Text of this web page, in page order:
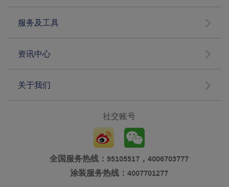
服务及工具
资讯中心
关于我们
社交账号
全国服务热线：95105517，4006703777
涂装服务热线：4007701277